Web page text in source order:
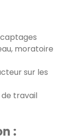
moratoire
sur les
travail
: